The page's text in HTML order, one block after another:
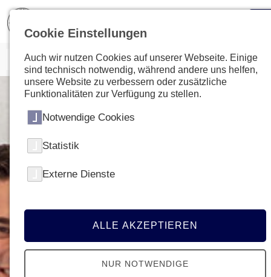
Cookie Einstellungen
Auch wir nutzen Cookies auf unserer Webseite. Einige
sind technisch notwendig, während andere uns helfen,
unsere Website zu verbessern oder zusätzliche
Funktionalitäten zur Verfügung zu stellen.
Notwendige Cookies
Statistik
Externe Dienste
ALLE AKZEPTIEREN
NUR NOTWENDIGE